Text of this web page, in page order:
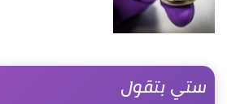
ستي بتقول